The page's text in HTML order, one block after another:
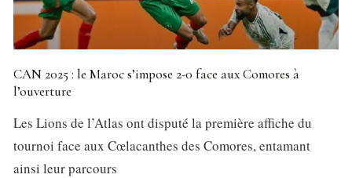
CAN 2025 : le Maroc s’impose 2-0 face aux Comores à
l’ouverture
Les Lions de l’Atlas ont disputé la première affiche du
tournoi face aux Cœlacanthes des Comores, entamant
ainsi leur parcours